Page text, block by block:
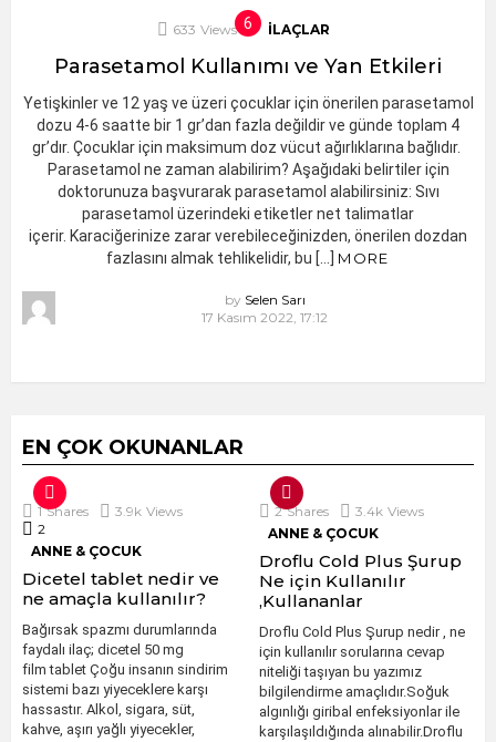
633 Views İLAÇLAR
Parasetamol Kullanımı ve Yan Etkileri
Yetişkinler ve 12 yaş ve üzeri çocuklar için önerilen parasetamol
dozu 4-6 saatte bir 1 gr’dan fazla değildir ve günde toplam 4
gr’dır. Çocuklar için maksimum doz vücut ağırlıklarına bağlıdır.
Parasetamol ne zaman alabilirim? Aşağıdaki belirtiler için
doktorunuza başvurarak parasetamol alabilirsiniz: Sıvı
parasetamol üzerindeki etiketler net talimatlar
içerir. Karaciğerinize zarar verebileceğinizden, önerilen dozdan
fazlasını almak tehlikelidir, bu […] MORE
by Selen Sarı
17 Kasım 2022, 17:12
EN ÇOK OKUNANLAR
1 Shares 3.9k Views
2
ANNE & ÇOCUK
Dicetel tablet nedir ve
ne amaçla kullanılır?
Bağırsak spazmı durumlarında
faydalı ilaç; dicetel 50 mg
film tablet Çoğu insanın sindirim
sistemi bazı yiyeceklere karşı
hassastır. Alkol, sigara, süt,
kahve, aşırı yağlı yiyecekler,
2 Shares 3.4k Views
ANNE & ÇOCUK
Droflu Cold Plus Şurup
Ne için Kullanılır
,Kullananlar
Droflu Cold Plus Şurup nedir , ne
için kullanılır sorularına cevap
niteliği taşıyan bu yazımız
bilgilendirme amaçlıdır.Soğuk
algınlığı giribal enfeksiyonlar ile
karşılaşıldığında alınabilir.Droflu